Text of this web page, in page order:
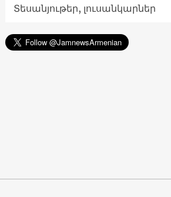
Տեսանյութեր, լուսանկարներ